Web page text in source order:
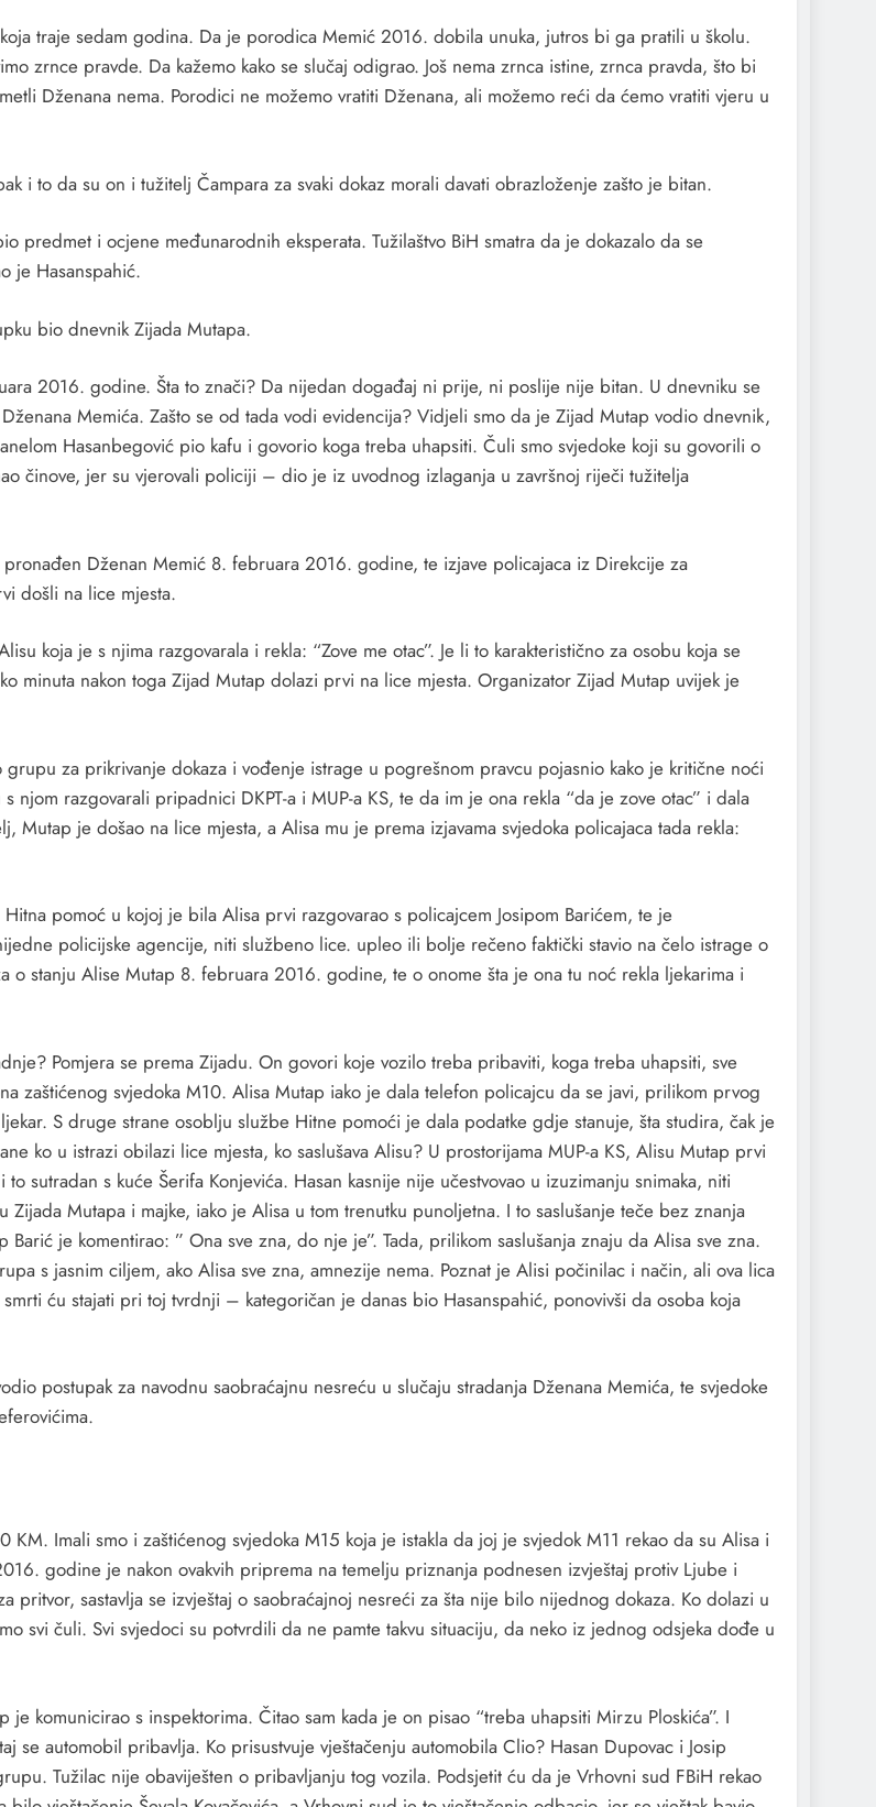
traje sedam godina. Da je porodica Memić 2016. dobila unuka, jutros bi ga pratili u školu.
zrnce pravde. Da kažemo kako se slučaj odigrao. Još nema zrnca istine, zrnca pravda, što bi
Dženana nema. Porodici ne možemo vratiti Dženana, ali možemo reći da ćemo vratiti vjeru u
i to da su on i tužitelj Čampara za svaki dokaz morali davati obrazloženje zašto je bitan.
predmet i ocjene međunarodnih eksperata. Tužilaštvo BiH smatra da je dokazalo da se
je Hasanspahić.
bio dnevnik Zijada Mutapa.
2016. godine. Šta to znači? Da nijedan događaj ni prije, ni poslije nije bitan. U dnevniku se
Memića. Zašto se od tada vodi evidencija? Vidjeli smo da je Zijad Mutap vodio dnevnik,
Hasanbegović pio kafu i govorio koga treba uhapsiti. Čuli smo svjedoke koji su govorili o
činove, jer su vjerovali policiji – dio je iz uvodnog izlaganja u završnoj riječi tužitelja
Dženan Memić 8. februara 2016. godine, te izjave policajaca iz Direkcije za
došli na lice mjesta.
koja je s njima razgovarala i rekla: “Zove me otac”. Je li to karakteristično za osobu koja se
minuta nakon toga Zijad Mutap dolazi prvi na lice mjesta. Organizator Zijad Mutap uvijek je
za prikrivanje dokaza i vođenje istrage u pogrešnom pravcu pojasnio kako je kritične noći
razgovarali pripadnici DKPT-a i MUP-a KS, te da im je ona rekla “da je zove otac” i dala
Mutap je došao na lice mjesta, a Alisa mu je prema izjavama svjedoka policajaca tada rekla:
pomoć u kojoj je bila Alisa prvi razgovarao s policajcem Josipom Barićem, te je
policijske agencije, niti službeno lice. upleo ili bolje rečeno faktički stavio na čelo istrage o
o stanju Alise Mutap 8. februara 2016. godine, te o onome šta je ona tu noć rekla ljekarima i
Pomjera se prema Zijadu. On govori koje vozilo treba pribaviti, koga treba uhapsiti, sve
zaštićenog svjedoka M10. Alisa Mutap iako je dala telefon policajcu da se javi, prilikom prvog
S druge strane osoblju službe Hitne pomoći je dala podatke gdje stanuje, šta studira, čak je
ko u istrazi obilazi lice mjesta, ko saslušava Alisu? U prostorijama MUP-a KS, Alisu Mutap prvi
sutradan s kuće Šerifa Konjevića. Hasan kasnije nije učestvovao u izuzimanju snimaka, niti
Zijada Mutapa i majke, iako je Alisa u tom trenutku punoljetna. I to saslušanje teče bez znanja
je komentirao: ” Ona sve zna, do nje je”. Tada, prilikom saslušanja znaju da Alisa sve zna.
s jasnim ciljem, ako Alisa sve zna, amnezije nema. Poznat je Alisi počinilac i način, ali ova lica
ću stajati pri toj tvrdnji – kategoričan je danas bio Hasanspahić, ponovivši da osoba koja
postupak za navodnu saobraćajnu nesreću u slučaju stradanja Dženana Memića, te svjedoke
Imali smo i zaštićenog svjedoka M15 koja je istakla da joj je svjedok M11 rekao da su Alisa i
godine je nakon ovakvih priprema na temelju priznanja podnesen izvještaj protiv Ljube i
pritvor, sastavlja se izvještaj o saobraćajnoj nesreći za šta nije bilo nijednog dokaza. Ko dolazi u
svi čuli. Svi svjedoci su potvrdili da ne pamte takvu situaciju, da neko iz jednog odsjeka dođe u
komunicirao s inspektorima. Čitao sam kada je on pisao “treba uhapsiti Mirzu Ploskića”. I
se automobil pribavlja. Ko prisustvuje vještačenju automobila Clio? Hasan Dupovac i Josip
Tužilac nije obaviješten o pribavljanju tog vozila. Podsjetit ću da je Vrhovni sud FBiH rekao